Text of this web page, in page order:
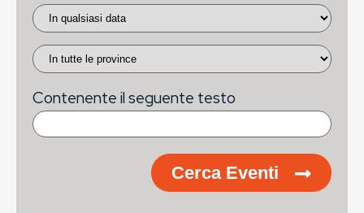
Contenente il seguente testo
Cerca Eventi